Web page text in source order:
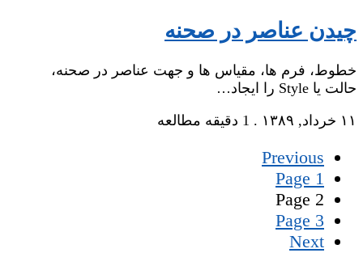
چیدن عناصر در صحنه
خطوط، فرم ها، مقیاس ها و جهت عناصر در صحنه،
حالت یا Style را ایجاد…
۱۱ خرداد, ۱۳۸۹
. 1 دقیقه مطالعه
Previous
Page 1
Page 2
Page 3
Next